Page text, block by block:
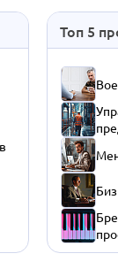
Топ 5